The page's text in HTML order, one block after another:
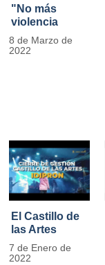
"No más
violencia
contra la
mujer" | 8
8 de Marzo de
2022
El Castillo de
las Artes
celebra su
primer año
7 de Enero de
2022